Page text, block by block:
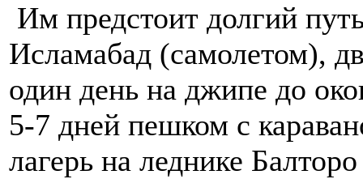
Им предстоит долгий
Исламабад (самолетом),
один день на джипе до
5-7 дней пешком с
лагерь на леднике